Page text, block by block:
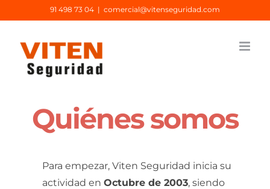
al
contenido
91 498 73 04 | comercial@vitenseguridad.com
Quiénes somos
Para empezar, Viten Seguridad inicia su
actividad en Octubre de 2003, siendo